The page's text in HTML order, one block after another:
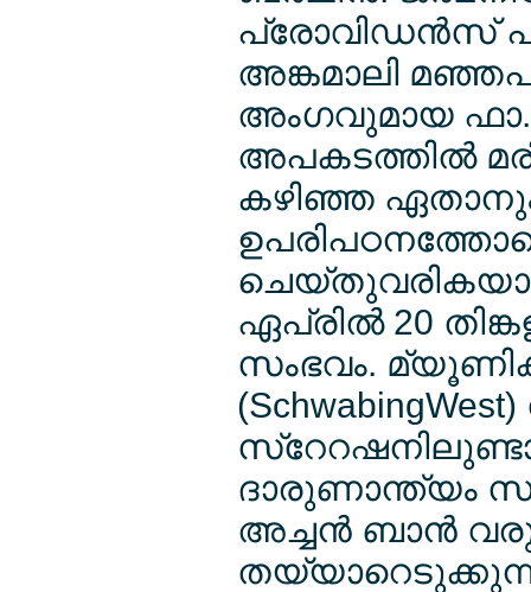
പ്രോവിഡന്‍സ്
അങ്കമാലി
അംഗവുമായ ഫാ.
അപകടത്തില്‍
കഴിഞ്ഞ ഏതാനും
ഏപ്രില്‍ 20
സംഭവം.
ദാരുണാന്ത്യം
അച്ചന്‍ ബാന്‍